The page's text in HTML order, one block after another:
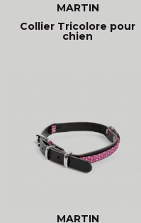
MARTIN
Collier Tricolore pour
chien
MARTIN